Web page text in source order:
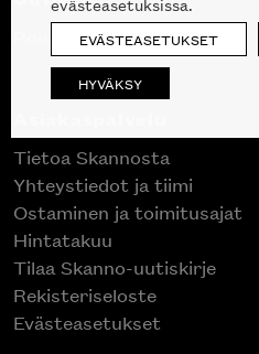
Poistuvat mallikappaleet
Tietoa Skannosta
Yhteystiedot ja tiimi
Ostaminen ja toimitusajat
Hintatakuu
Tilaa Skanno-uutiskirje
Rekisteriseloste
Evästeasetukset
EVÄSTEASETUKSET
HYVÄKSY